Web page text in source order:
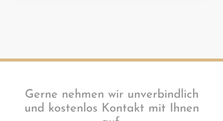
Gerne nehmen wir unverbindlich
und kostenlos Kontakt mit Ihnen